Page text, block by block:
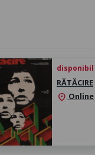
disponibil
RĂTĂCIRE
location_on Online